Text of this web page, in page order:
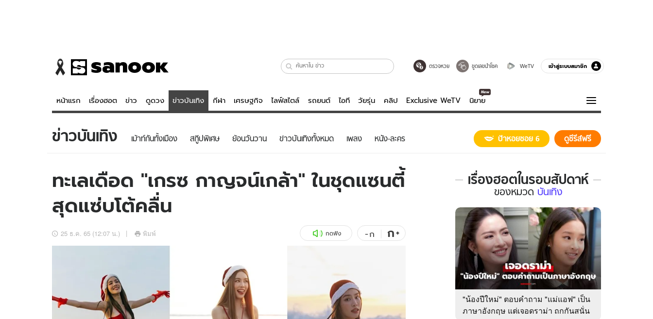
ตรวจหวย ขูดเลขนำโชค WeTV เข้าสู่ระบบสมาชิก
หน้าแรก เรื่องฮอต ข่าว ดูดวง ข่าวบันเทิง กีฬา เศรษฐกิจ ไลฟ์สไตล์ รถยนต์ ไอที วัยรุ่น คลิป Exclusive WeTV นิยาย
ข่าว
ข่าวบันเทิง
ข่าวกีฬา
ข่าวเศรษฐกิจ
อัปเดตจีน
เช็กข่าวชัวร์
ดูดวง - ตรวจหวย
สถิติหวยไทย
ไลฟ์สไตล์
วัยรุ่น
สุขภาพ
Sanook Choice
บันเทิงครบรส
เพลง
เกมส์
ดูทีวี
ความรู้รอบตัว
ฮาวทู
ข่าวบันเทิง เม้าท์กันทั้งเมือง สกู๊ปพิเศษ ย้อนวันวาน ข่าวบันเทิงทั้งหมด เพลง หนัง-ละคร ป้าหอยซอย 6 ดูซีรีส์ฟรี
ทะเลเดือด "เกรซ กาญจน์เกล้า" ในชุดแซนตี้
สุดแซ่บโต้คลื่น
25 ธ.ค. 65 (12:07 น.) พิมพ์ กดฟัง -ก ก+
เรื่องฮอตในรอบสัปดาห์
เรื่อง
ใน
รอบ
สัปดาห์
ของ
หมวด
บันเทิง
ของหมวด บันเทิง
"น้องปีใหม่" ตอบคำถาม "แม่แอฟ" เป็น
ภาษาอังกฤษ แต่เจอดราม่า ถกกันสนั่น